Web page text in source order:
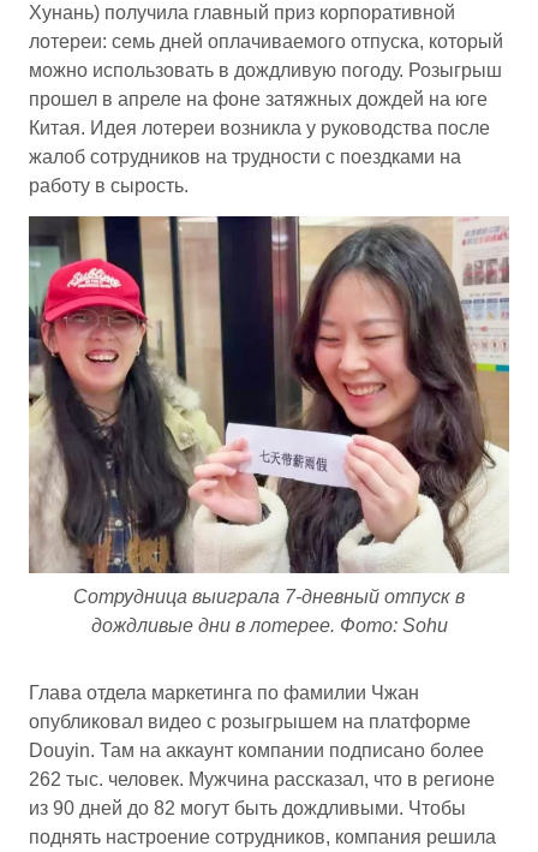
Хунань) получила главный приз корпоративной
лотереи: семь дней оплачиваемого отпуска, который
можно использовать в дождливую погоду. Розыгрыш
прошел в апреле на фоне затяжных дождей на юге
Китая. Идея лотереи возникла у руководства после
жалоб сотрудников на трудности с поездками на
работу в сырость.
Сотрудница выиграла 7-дневный отпуск в
дождливые дни в лотерее. Фото: Sohu
Глава отдела маркетинга по фамилии Чжан
опубликовал видео с розыгрышем на платформе
Douyin. Там на аккаунт компании подписано более
262 тыс. человек. Мужчина рассказал, что в регионе
из 90 дней до 82 могут быть дождливыми. Чтобы
поднять настроение сотрудников, компания решила